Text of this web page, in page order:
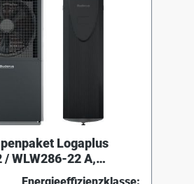
Logaplus
/ WLW286-22 A,
TP300, 1HK